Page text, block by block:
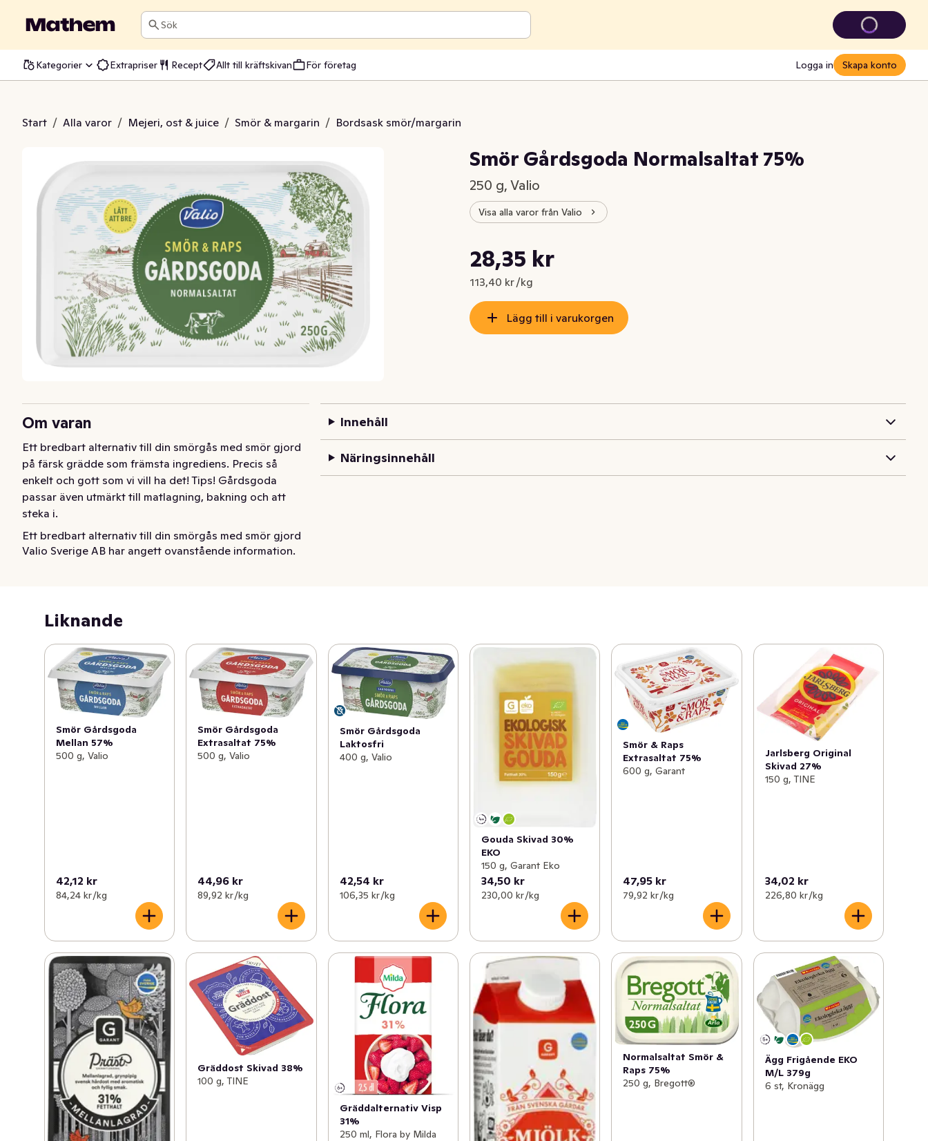
Sök
Kategorier Extrapriser Recept Allt till kräftskivan För företag Logga in Skapa konto
Start / Alla varor / Mejeri, ost & juice / Smör & margarin / Bordsask smör/margarin
Normalsaltat 75%
Smör Gårdsgoda Normalsaltat 75%
250 g, Valio
Visa alla varor från Valio
Nuvarande pris är: 28,35 kr
28,35 kr
113,40 kr /kg
Styckpris: 113,40 kr /kg
Lägg till i varukorgen
Om varan
Ett bredbart alternativ till din smörgås med smör gjord
på färsk grädde som främsta ingrediens. Precis så
enkelt och gott som vi vill ha det! Tips! Gårdsgoda
passar även utmärkt till matlagning, bakning och att
steka i.
Ett bredbart alternativ till din smörgås med smör gjord
på färsk grädde som främsta ingrediens. Precis så
Valio Sverige AB har angett ovanstående information.
Innehåll
Näringsinnehåll
Liknande
Smör Gårdsgoda
Mellan 57%
500 g, Valio
42,12 kr
84,24 kr /kg
Smör Gårdsgoda
Extrasaltat 75%
500 g, Valio
44,96 kr
89,92 kr /kg
Smör Gårdsgoda
Laktosfri
400 g, Valio
42,54 kr
106,35 kr /kg
Gouda Skivad 30%
EKO
150 g, Garant Eko
34,50 kr
230,00 kr /kg
Smör & Raps
Extrasaltat 75%
600 g, Garant
47,95 kr
79,92 kr /kg
Jarlsberg Original
Skivad 27%
150 g, TINE
34,02 kr
226,80 kr /kg
Gräddost Skivad 38%
100 g, TINE
Gräddalternativ Visp
31%
250 ml, Flora by Milda
Normalsaltat Smör &
Raps 75%
250 g, Bregott®
Ägg Frigående EKO
M/L 379g
6 st, Kronägg